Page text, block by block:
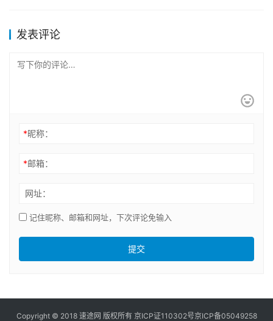
发表评论
*昵称：
*邮箱：
网址：
记住昵称、邮箱和网址，下次评论免输入
提交
Copyright © 2018 速途网 版权所有 京ICP证110302号京ICP备05049258